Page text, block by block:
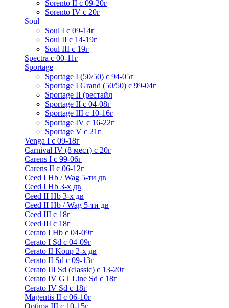
Sorento II c 09-20г
Sorento IV с 20г
Soul
Soul I с 09-14г
Soul II с 14-19г
Soul III с 19г
Spectra с 00-11г
Sportage
Sportage I (50/50) с 94-05г
Sportage I Grand (50/50) с 99-04г
Sportage II (рестайл
Sportage II c 04-08г
Sportage III c 10-16г
Sportage IV с 16-22г
Sportage V с 21г
Venga I c 09-18г
Carnival IV (8 мест) с 20г
Carens I c 99-06г
Carens II c 06-12г
Ceed I Hb / Wag 5-ти дв
Ceed I Hb 3-х дв
Ceed II Hb 3-х дв
Ceed II Hb / Wag 5-ти дв
Ceed III с 18г
Ceed III с 18г
Cerato I Hb с 04-09г
Cerato I Sd с 04-09г
Cerato II Koup 2-х дв
Cerato II Sd c 09-13г
Cerato III Sd (classic) с 13-20г
Cerato IV GT Line Sd с 18г
Cerato IV Sd с 18г
Magentis II с 06-10г
Optima III с 10-15г